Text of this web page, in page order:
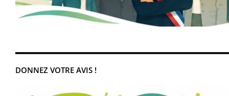
DONNEZ VOTRE AVIS !